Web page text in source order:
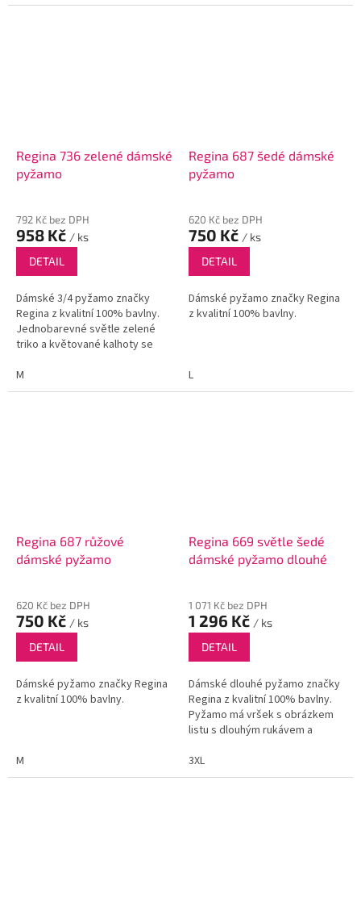
Regina 736 zelené dámské
pyžamo
792 Kč bez DPH
958 Kč / ks
DETAIL
Dámské 3/4 pyžamo značky
Regina z kvalitní 100% bavlny.
Jednobarevné světle zelené
triko a květované kalhoty se
M
Regina 687 šedé dámské
pyžamo
620 Kč bez DPH
750 Kč / ks
DETAIL
Dámské pyžamo značky Regina
z kvalitní 100% bavlny.
L
Regina 687 růžové
dámské pyžamo
620 Kč bez DPH
750 Kč / ks
DETAIL
Dámské pyžamo značky Regina
z kvalitní 100% bavlny.
M
Regina 669 světle šedé
dámské pyžamo dlouhé
1 071 Kč bez DPH
1 296 Kč / ks
DETAIL
Dámské dlouhé pyžamo značky
Regina z kvalitní 100% bavlny.
Pyžamo má vršek s obrázkem
listu s dlouhým rukávem a
3XL